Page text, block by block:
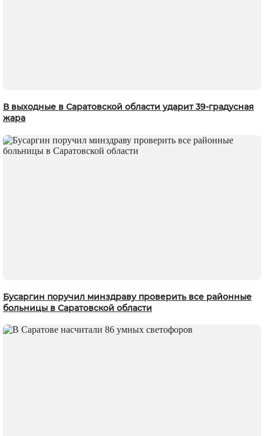
В выходные в Саратовской области ударит 39-градусная
жара
Бусаргин поручил минздраву проверить все районные
больницы в Саратовской области